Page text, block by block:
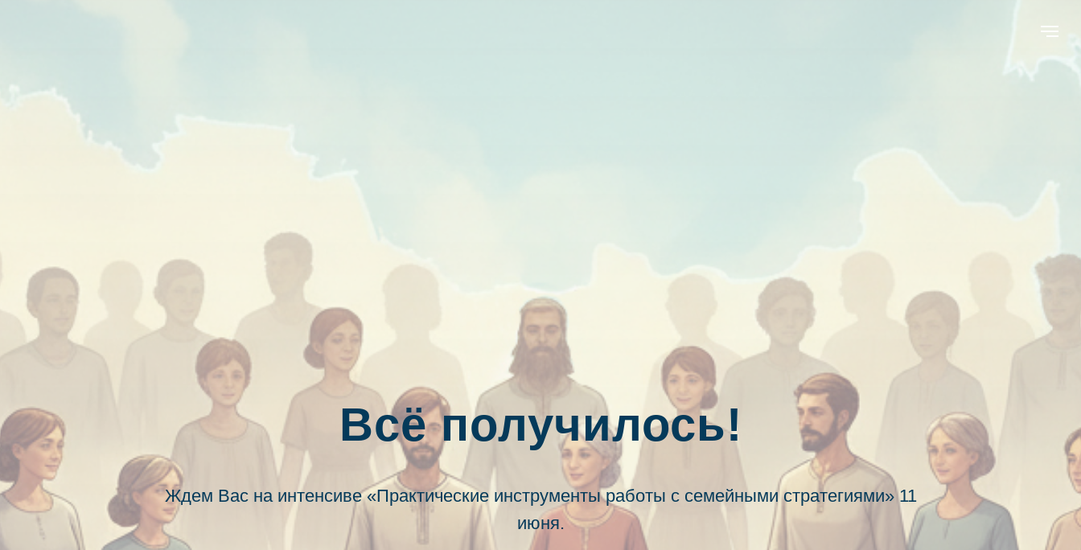
Всё получилось!
Ждем Вас на интенсиве «Практические инструменты работы с семейными стратегиями» 11
июня.